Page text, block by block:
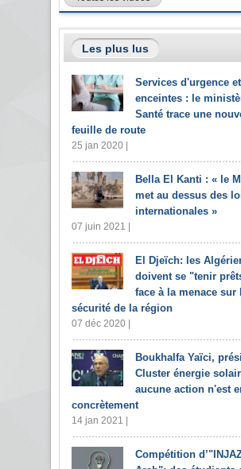
Les plus lus
Services d'urgence
enceintes : le
Santé trace une
feuille de route
25 jan 2020 |
Bella El Kanti : « le
met au dessus des
internationales »
07 juin 2021 |
El Djeïch: les
doivent se "tenir
face à la menace sur
sécurité de la région
07 déc 2020 |
Boukhalfa Yaïci,
Cluster énergie
aucune action n'est
concrètement
14 jan 2021 |
Compétition